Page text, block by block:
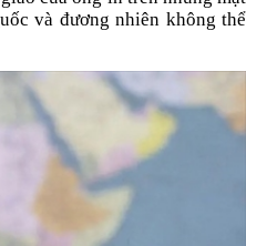
và đương nhiên không thể